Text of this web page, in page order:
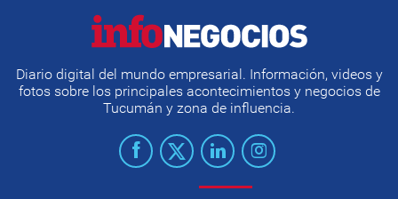
Diario digital del mundo empresarial. Información, videos y
fotos sobre los principales acontecimientos y negocios de
Tucumán y zona de influencia.